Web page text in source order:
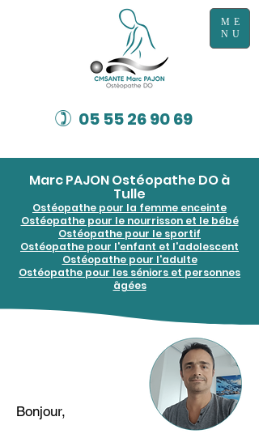
ME
NU
) 05 55 26 90 69
Marc PAJON Ostéopathe DO à
Tulle
Ostéopathe pour la femme enceinte
Ostéopathe pour le nourrisson et le bébé
Ostéopathe pour le sportif
Ostéopathe pour l'enfant et l'adolescent
Ostéopathe pour l'adulte
Ostéopathe pour les séniors et personnes
âgées
Bonjour,